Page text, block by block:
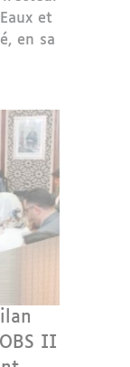
et
en sa
II